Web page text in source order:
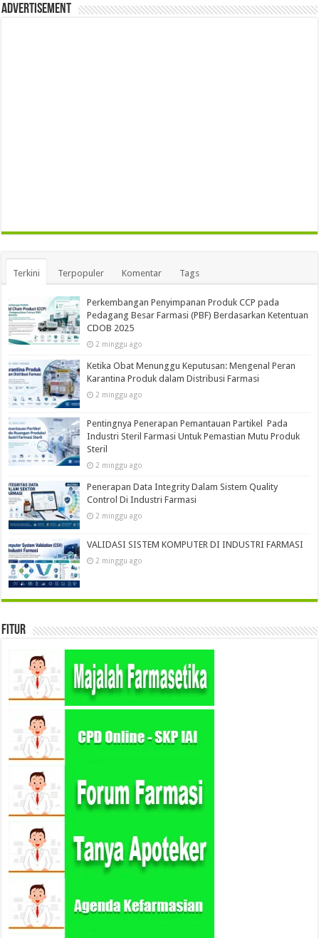
Advertisement
Terkini Terpopuler Komentar Tags
Perkembangan Penyimpanan Produk CCP pada
Pedagang Besar Farmasi (PBF) Berdasarkan Ketentuan
CDOB 2025
2 minggu ago
Ketika Obat Menunggu Keputusan: Mengenal Peran
Karantina Produk dalam Distribusi Farmasi
2 minggu ago
Pentingnya Penerapan Pemantauan Partikel Pada
Industri Steril Farmasi Untuk Pemastian Mutu Produk
Steril
2 minggu ago
Penerapan Data Integrity Dalam Sistem Quality
Control Di Industri Farmasi
2 minggu ago
VALIDASI SISTEM KOMPUTER DI INDUSTRI FARMASI
2 minggu ago
Fitur